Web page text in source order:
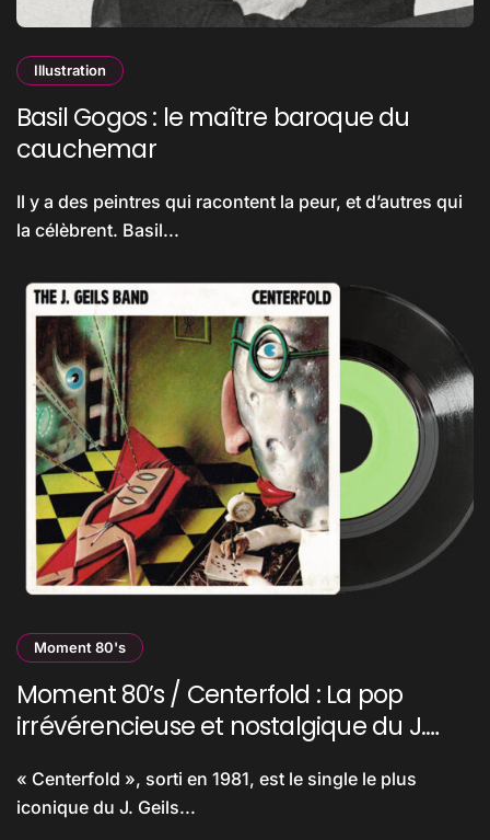
Illustration
Basil Gogos : le maître baroque du
cauchemar
Il y a des peintres qui racontent la peur, et d’autres qui
la célèbrent. Basil...
Moment 80's
Moment 80’s / Centerfold : La pop
irrévérencieuse et nostalgique du J.
« Centerfold », sorti en 1981, est le single le plus
iconique du J. Geils...